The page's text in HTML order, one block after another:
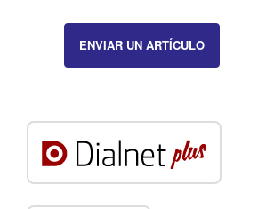
ENVIAR UN ARTÍCULO